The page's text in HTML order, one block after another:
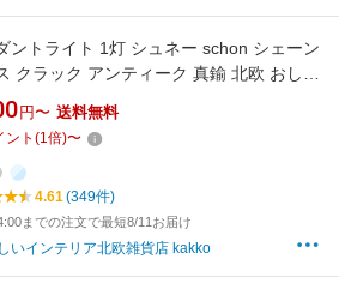
ントライト 1灯 シュネー schon シェーン
クラック アンティーク 真鍮 北欧 おしゃ
ニング ダクトレール キッチン トイレ 吊
照明器具 寝室 シンプル 内玄関 電気 階
照明 洗面所 リビング 間接照明 LED 一
し かわいい kakko
円〜 送料無料
ント (1倍)〜
4.61(349件)
までの注文で最短8/11お届け
いインテリア北欧雑貨店 kakko